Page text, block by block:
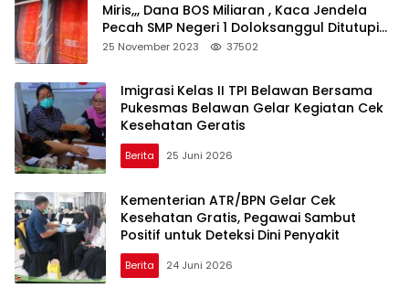
Miris,,, Dana BOS Miliaran , Kaca Jendela
Pecah SMP Negeri 1 Doloksanggul Ditutupi
Dengan Ulos
25 November 2023 37502
Imigrasi Kelas II TPI Belawan Bersama
Pukesmas Belawan Gelar Kegiatan Cek
Kesehatan Geratis
Berita 25 Juni 2026
Kementerian ATR/BPN Gelar Cek
Kesehatan Gratis, Pegawai Sambut
Positif untuk Deteksi Dini Penyakit
Berita 24 Juni 2026